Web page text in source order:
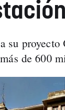
su
de 600